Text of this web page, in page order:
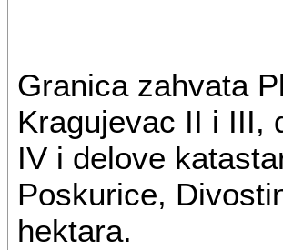
Granica zahvata
Kragujevac II i III,
IV i delove
Poskurice,
hektara.